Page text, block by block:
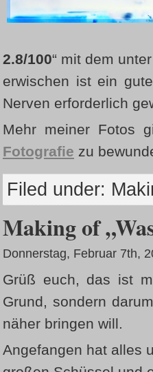
2.8/100“ mit dem
erwischen ist ein
Nerven erforderlich
Mehr meiner Fotos
Fotografie zu
Filed under:
Making of
Donnerstag, Februar 7th,
Grüß euch, das ist
Grund, sondern
näher bringen will.
Angefangen hat alles